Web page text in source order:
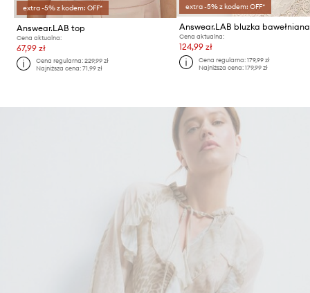
extra -5% z kodem: OFF*
Answear.LAB top
Cena aktualna:
67,99 zł
Cena regularna:229,99 zł
Najniższa cena:71,99 zł
extra -5% z kodem: OFF*
Answear.LAB bluzka bawełniana
Cena aktualna:
124,99 zł
Cena regularna: 179,99 zł
Najniższa cena: 179,99 zł